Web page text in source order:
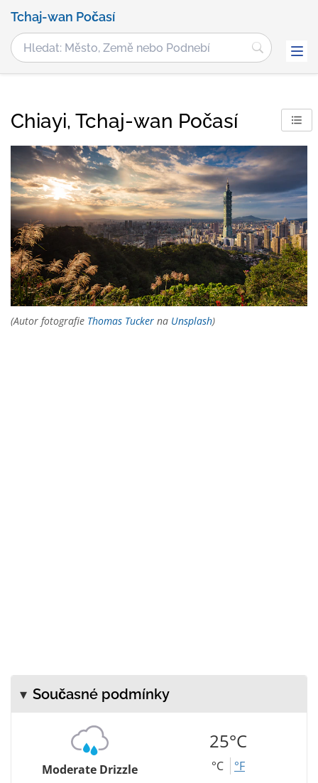
Tchaj-wan Počasí
Chiayi, Tchaj-wan Počasí
(Autor fotografie Thomas Tucker na Unsplash)
Současné podmínky
Moderate Drizzle
25°C
°C °F